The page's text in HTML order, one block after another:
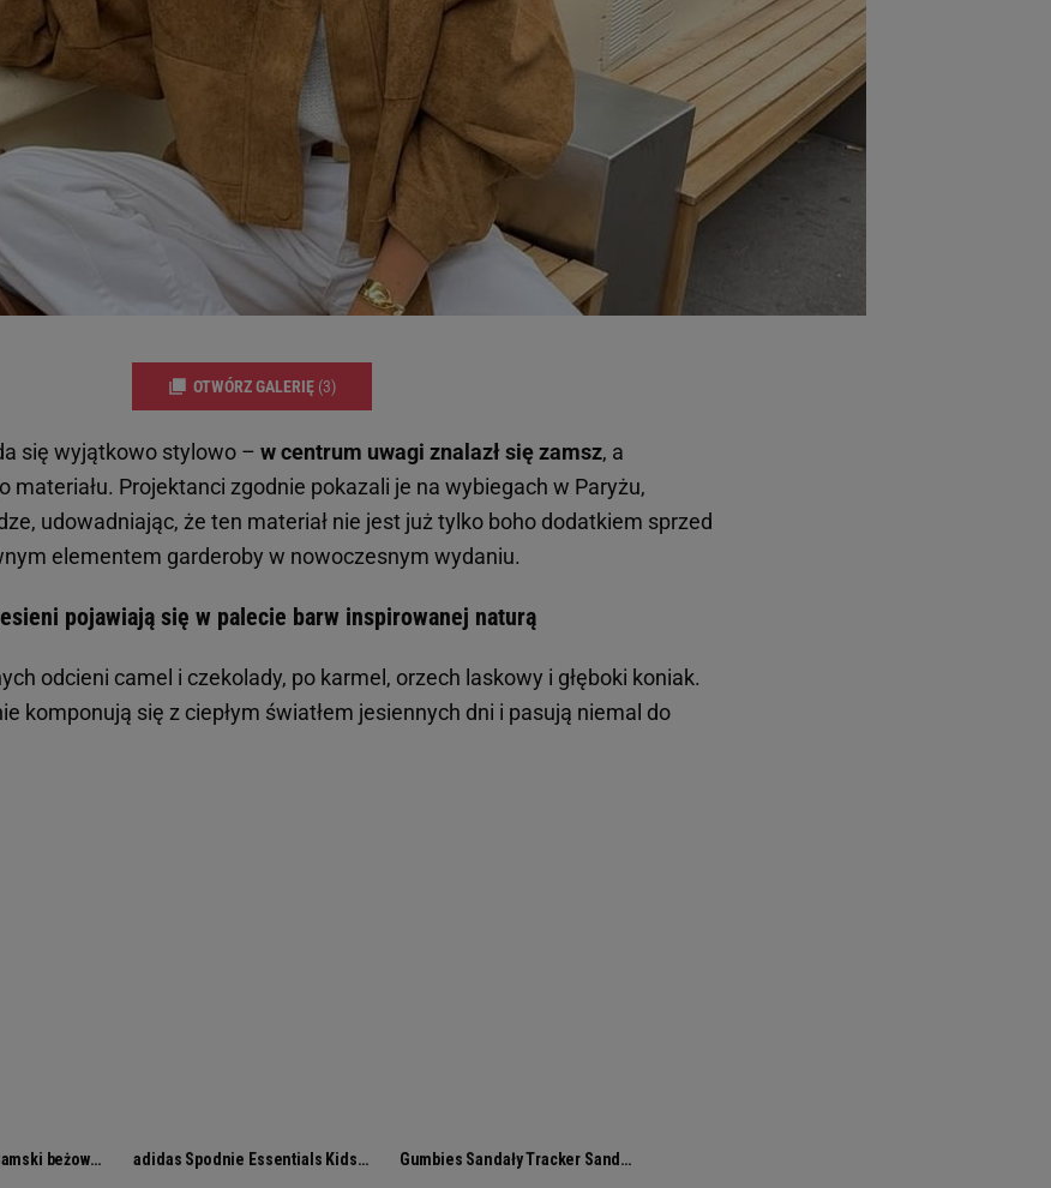
OTWÓRZ GALERIĘ (3)
się wyjątkowo stylowo – w centrum uwagi znalazł się zamsz, a
materiału. Projektanci zgodnie pokazali je na wybiegach w Paryżu,
udowadniając, że ten materiał nie jest już tylko boho dodatkiem sprzed
elementem garderoby w nowoczesnym wydaniu.
pojawiają się w palecie barw inspirowanej naturą
odcieni camel i czekolady, po karmel, orzech laskowy i głęboki koniak.
komponują się z ciepłym światłem jesiennych dni i pasują niemal do
Aktywne skanowanie charakterystyki urządzenia do celów identyfikacji.
urządzeniu lub dostęp do nich. Spersonalizowane reklamy i treści, pomiar reklam i treści,
usług.
Lista Zaufanych Partnerów